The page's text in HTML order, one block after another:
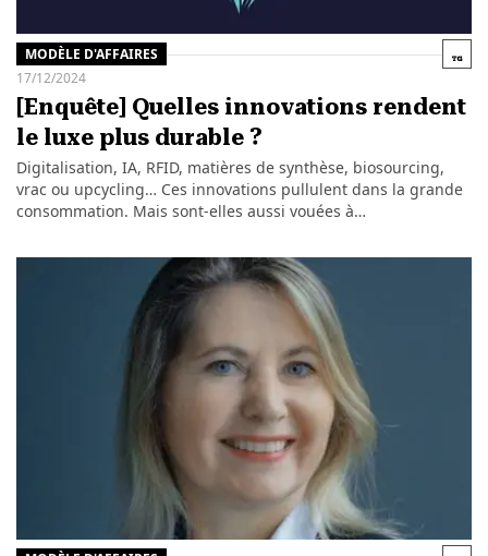
MODÈLE D'AFFAIRES
17/12/2024
[Enquête] Quelles innovations rendent
le luxe plus durable ?
Digitalisation, IA, RFID, matières de synthèse, biosourcing,
vrac ou upcycling… Ces innovations pullulent dans la grande
consommation. Mais sont-elles aussi vouées à…